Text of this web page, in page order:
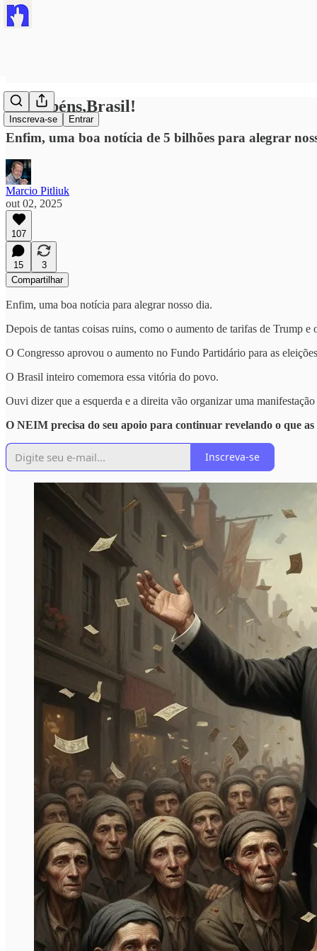
Inscreva-se Entrar
#Parabéns,Brasil!
Enfim, uma boa notícia de 5 bilhões para alegrar
Marcio Pitliuk
out 02, 2025
107
15
3
Compartilhar
Enfim, uma boa notícia para alegrar nosso dia.
Depois de tantas coisas ruins, como o aumento de tarifas de Trump
O Congresso aprovou o aumento no Fundo Partidário para as
O Brasil inteiro comemora essa vitória do povo.
Ouvi dizer que a esquerda e a direita vão organizar uma
O NEIM precisa do seu apoio para continuar revelando o que
Inscreva-se